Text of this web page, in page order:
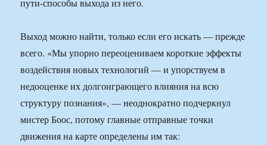
пути-способы выхода из него.
Выход можно найти, только если его искать — прежде
всего. «Мы упорно переоцениваем короткие эффекты
воздействия новых технологий — и упорствуем в
недооценке их долгоиграющего влияния на всю
структуру познания», — неоднократно подчеркнул
мистер Боос, потому главные отправные точки
движения на карте определены им так: